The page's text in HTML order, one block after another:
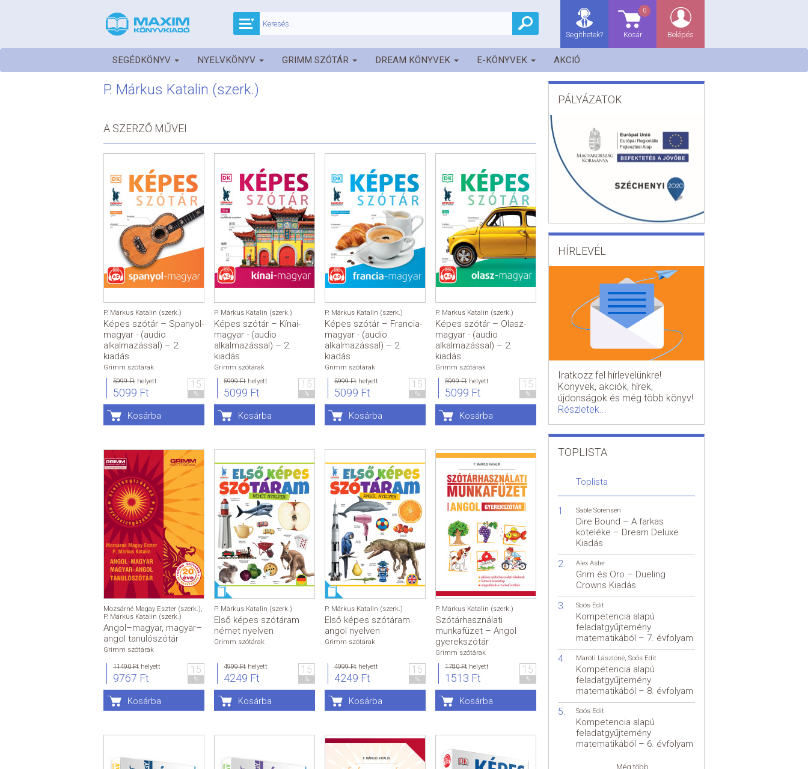
Belépés
Kosár
0
Segíthetek?
SEGÉDKÖNYV NYELVKÖNYV GRIMM SZÓTÁR DREAM KÖNYVEK E-KÖNYVEK AKCIÓ
P. Márkus Katalin (szerk.)
A SZERZŐ MŰVEI
P. Márkus Katalin (szerk.)
Képes szótár – Spanyol-
magyar - (audio
alkalmazással) – 2.
kiadás
Grimm szótárak
5999 Ft helyett
5099 Ft
15
%
Kosárba
P. Márkus Katalin (szerk.)
Képes szótár – Kínai-
magyar - (audio
alkalmazással) – 2.
kiadás
Grimm szótárak
5999 Ft helyett
5099 Ft
15
%
Kosárba
P. Márkus Katalin (szerk.)
Képes szótár – Francia-
magyar - (audio
alkalmazással) – 2.
kiadás
Grimm szótárak
5999 Ft helyett
5099 Ft
15
%
Kosárba
P. Márkus Katalin (szerk.)
Képes szótár – Olasz-
magyar - (audio
alkalmazással) – 2.
kiadás
Grimm szótárak
5999 Ft helyett
5099 Ft
15
%
Kosárba
Mozsárné Magay Eszter (szerk.),
P. Márkus Katalin (szerk.)
Angol–magyar, magyar–
angol tanulószótár
Grimm szótárak
11490 Ft helyett
9767 Ft
15
%
Kosárba
P. Márkus Katalin (szerk.)
Első képes szótáram
német nyelven
Grimm szótárak
4999 Ft helyett
4249 Ft
15
%
Kosárba
P. Márkus Katalin (szerk.)
Első képes szótáram
angol nyelven
Grimm szótárak
4999 Ft helyett
4249 Ft
15
%
Kosárba
P. Márkus Katalin (szerk.)
Szótárhasználati
munkafüzet – Angol
gyerekszótár
Grimm szótárak
1780 Ft helyett
1513 Ft
15
%
Kosárba
PÁLYÁZATOK
HÍRLEVÉL
Iratkozz fel hírlevelünkre!
Könyvek, akciók, hírek,
újdonságok és még több könyv!
Részletek...
TOPLISTA
Toplista
Sable Sorensen
Dire Bound – A farkas
köteléke – Dream Deluxe
Kiadás
Alex Aster
Grim és Oro – Dueling
Crowns Kiadás
Soós Edit
Kompetencia alapú
feladatgyűjtemény
matematikából – 7. évfolyam
Maróti Lászlóné, Soós Edit
Kompetencia alapú
feladatgyűjtemény
matematikából – 8. évfolyam
Soós Edit
Kompetencia alapú
feladatgyűjtemény
matematikából – 6. évfolyam
Még több